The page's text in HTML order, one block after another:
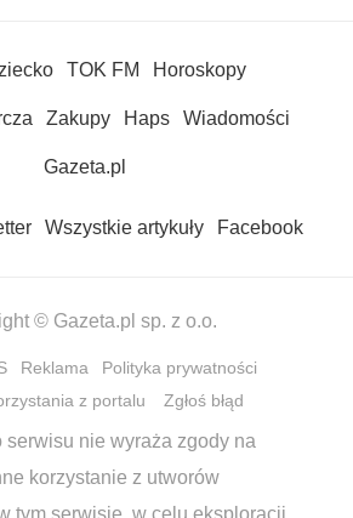
TOK FM Horoskopy
Zakupy Haps Wiadomości
Gazeta.pl
Wszystkie artykuły Facebook
© Gazeta.pl sp. z o.o.
Reklama
Polityka prywatności
z portalu
Zgłoś błąd
serwisu nie wyraża zgody na
korzystanie z utworów
tym serwisie, w celu eksploracji